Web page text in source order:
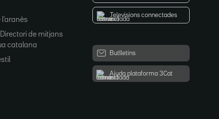
l'aranès
de mitjans
catalana
Televisions connectades
Butlletins
Ajuda plataforma 3Cat